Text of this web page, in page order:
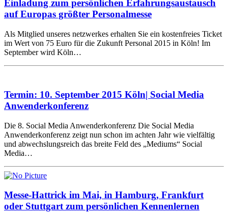
Einladung zum persönlichen Erfahrungsaustausch
auf Europas größter Personalmesse
Als Mitglied unseres netzwerkes erhalten Sie ein kostenfreies Ticket
im Wert von 75 Euro für die Zukunft Personal 2015 in Köln! Im
September wird Köln…
Termin: 10. September 2015 Köln| Social Media
Anwenderkonferenz
Die 8. Social Media Anwenderkonferenz Die Social Media
Anwenderkonferenz zeigt nun schon im achten Jahr wie vielfältig
und abwechslungsreich das breite Feld des „Mediums“ Social
Media…
Messe-Hattrick im Mai, in Hamburg, Frankfurt
oder Stuttgart zum persönlichen Kennenlernen